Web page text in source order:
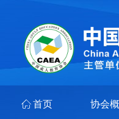
ꀇ 首页 协会